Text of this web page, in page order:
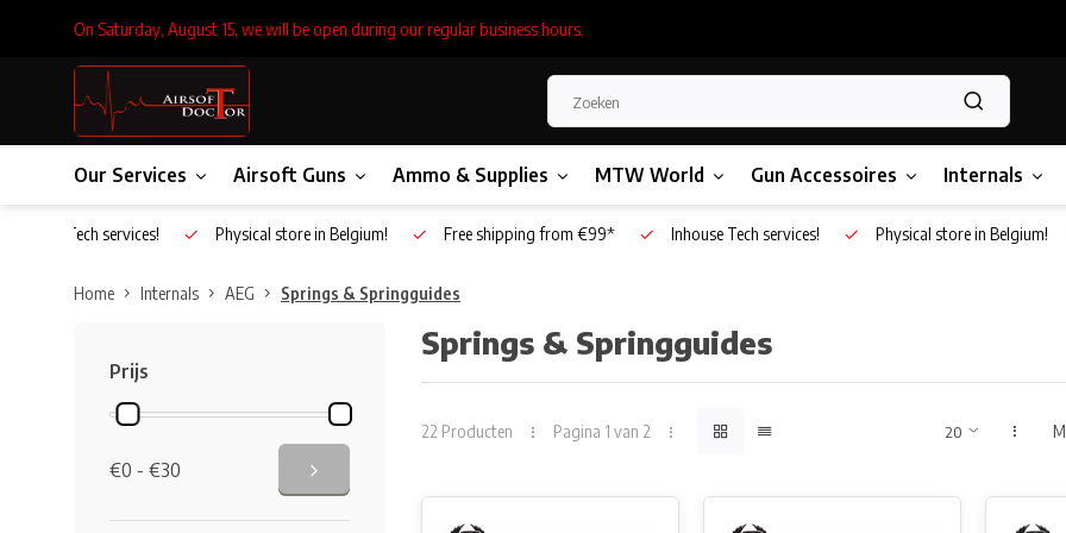
On Saturday, August 15, we will be open during our regular business hours.
Our Services Airsoft Guns Ammo & Supplies MTW World Gun Accessoires Internals
Inhouse Tech services! Physical store in Belgium! Free shipping from €99* Inhouse Tech services! Physical store in Belgium!
Home Internals AEG Springs & Springguides
Prijs
€0 - €30
Springs & Springguides
22 Producten Pagina 1 van 2